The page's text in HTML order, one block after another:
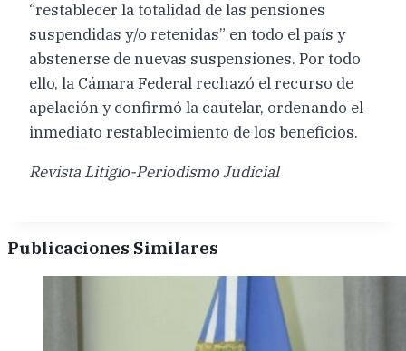
“restablecer la totalidad de las pensiones
suspendidas y/o retenidas” en todo el país y
abstenerse de nuevas suspensiones. Por todo
ello, la Cámara Federal rechazó el recurso de
apelación y confirmó la cautelar, ordenando el
inmediato restablecimiento de los beneficios.
Revista Litigio-Periodismo Judicial
Publicaciones Similares